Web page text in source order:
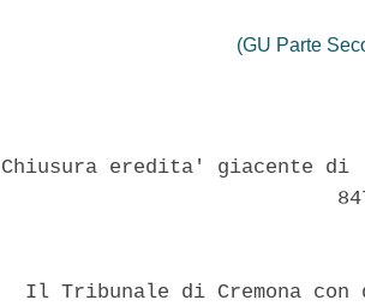
(GU Parte
Chiusura eredita' giacente
Il Tribunale di Cremona con